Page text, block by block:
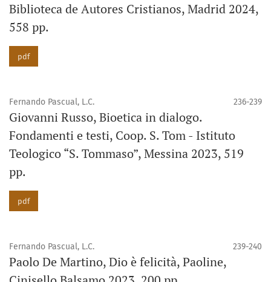
Biblioteca de Autores Cristianos, Madrid 2024,
558 pp.
pdf
Fernando Pascual, L.C. 236-239
Giovanni Russo, Bioetica in dialogo.
Fondamenti e testi, Coop. S. Tom - Istituto
Teologico “S. Tommaso”, Messina 2023, 519
pp.
pdf
Fernando Pascual, L.C. 239-240
Paolo De Martino, Dio è felicità, Paoline,